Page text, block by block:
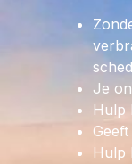
Je
Hulp
Hulp